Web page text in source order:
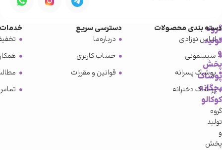
گروه
تولید
و
پخش
پوشاک
بچگانه
کوکالو
گروه
تولید
و
پخش
دسته بندی محصولات
لباس نوزادی
سیسمونی
پوشاک پسرانه
پوشاک دخترانه
دسترسی سریع
درباره‌ما
حساب کاربری
قوانین و مقررات